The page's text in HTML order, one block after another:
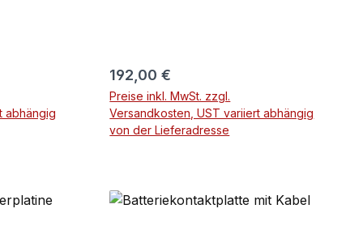
abhängig
Regulärer Preis:
192,00 €
Preise inkl. MwSt. zzgl.
Versandkosten, UST variiert abhängig
von der Lieferadresse